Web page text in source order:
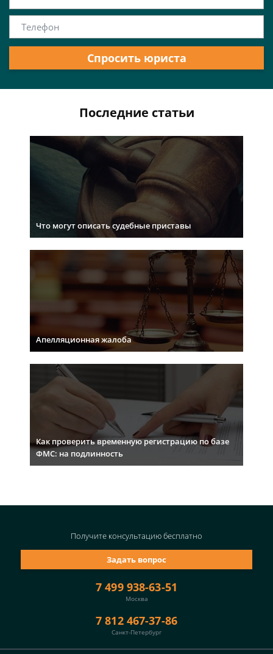
Спросить юриста
Последние статьи
Что могут описать судебные приставы
Апелляционная жалоба
Как проверить временную регистрацию по базе
ФМС: на подлинность
7 499 938-63-51
Москва
7 812 467-37-86
Санкт-Петербург
Задать вопрос
Получите консультациюбесплатно